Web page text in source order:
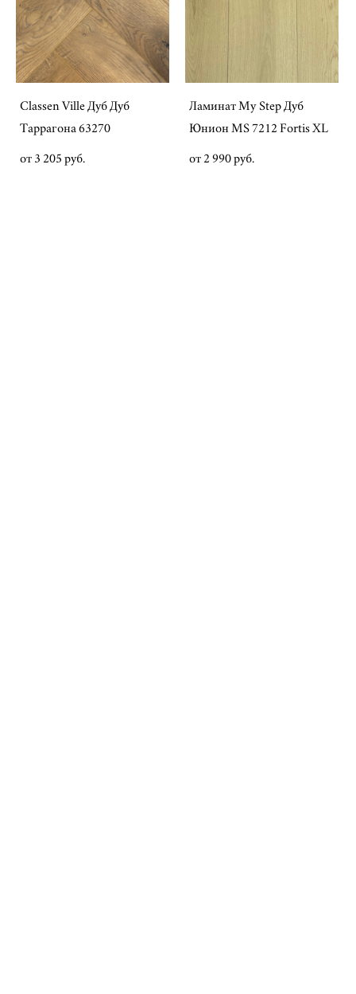
Classen Ville Дуб Дуб
Таррагона 63270
от 3 205 pуб.
Ламинат My Step Дуб
Юнион MS 7212 Fortis XL
от 2 990 pуб.